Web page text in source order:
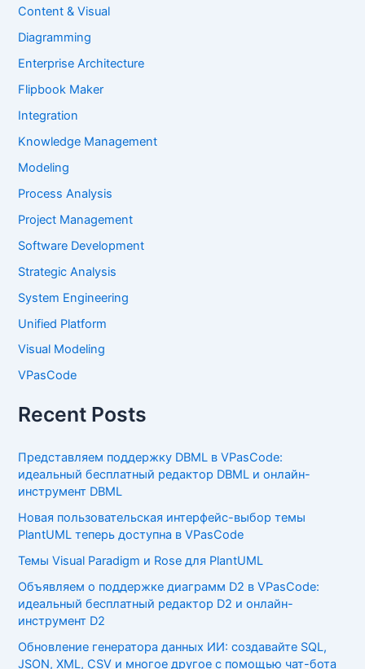
Content & Visual
Diagramming
Enterprise Architecture
Flipbook Maker
Integration
Knowledge Management
Modeling
Process Analysis
Project Management
Software Development
Strategic Analysis
System Engineering
Unified Platform
Visual Modeling
VPasCode
Recent Posts
Представляем поддержку DBML в VPasCode:
идеальный бесплатный редактор DBML и онлайн-
инструмент DBML
Новая пользовательская интерфейс-выбор темы
PlantUML теперь доступна в VPasCode
Темы Visual Paradigm и Rose для PlantUML
Объявляем о поддержке диаграмм D2 в VPasCode:
идеальный бесплатный редактор D2 и онлайн-
инструмент D2
Обновление генератора данных ИИ: создавайте SQL,
JSON, XML, CSV и многое другое с помощью чат-бота